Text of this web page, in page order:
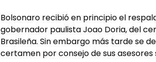
Bolsonaro recibió en principio el
gobernador paulista Joao Doria, del
Brasileña. Sin embargo más tarde se
certamen por consejo de sus asesores